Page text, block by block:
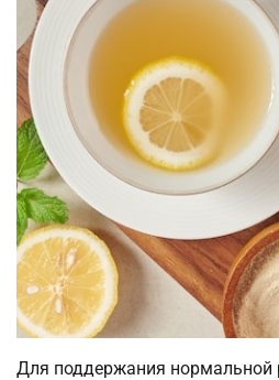
Для поддержания